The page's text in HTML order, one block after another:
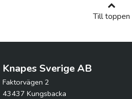
Till toppen
Knapes Sverige AB
Faktorvägen 2
43437 Kungsbacka